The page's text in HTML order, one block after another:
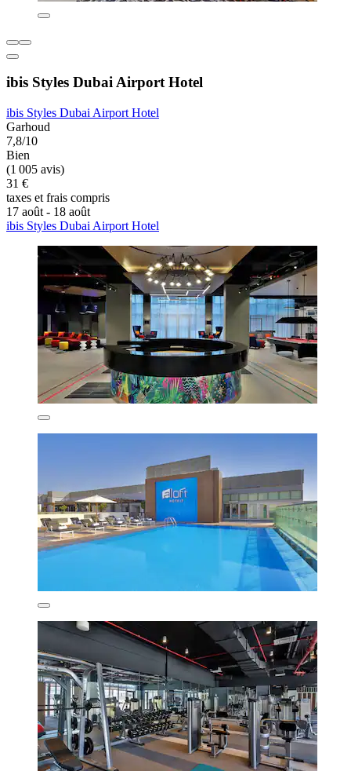
ibis Styles Dubai Airport Hotel
ibis Styles Dubai Airport Hotel
Garhoud
7,8/10
Bien
(1 005 avis)
31 €
taxes et frais compris
17 août - 18 août
ibis Styles Dubai Airport Hotel